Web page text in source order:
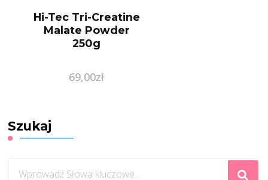
Hi-Tec Tri-Creatine
Malate Powder
250g
69,00zł
Szukaj